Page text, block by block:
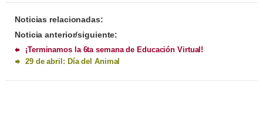
Noticias relacionadas:
Noticia anterior/siguiente:
¡Terminamos la 6ta semana de Educación Virtual!
29 de abril: Día del Animal